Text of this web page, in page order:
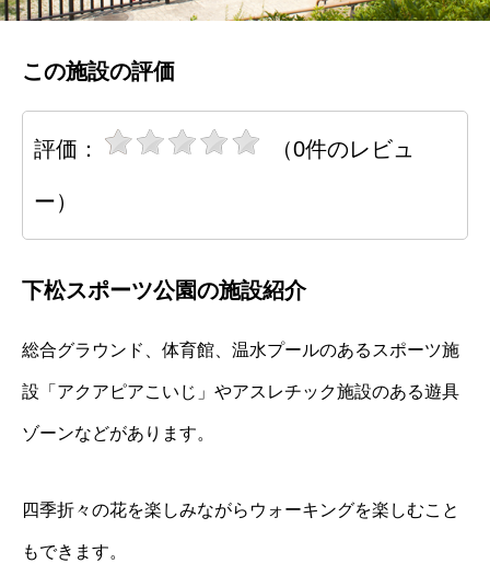
この施設の評価
評価： （0件のレビュ
ー）
下松スポーツ公園の施設紹介
総合グラウンド、体育館、温水プールのあるスポーツ施
設「アクアピアこいじ」やアスレチック施設のある遊具
ゾーンなどがあります。
四季折々の花を楽しみながらウォーキングを楽しむこと
もできます。